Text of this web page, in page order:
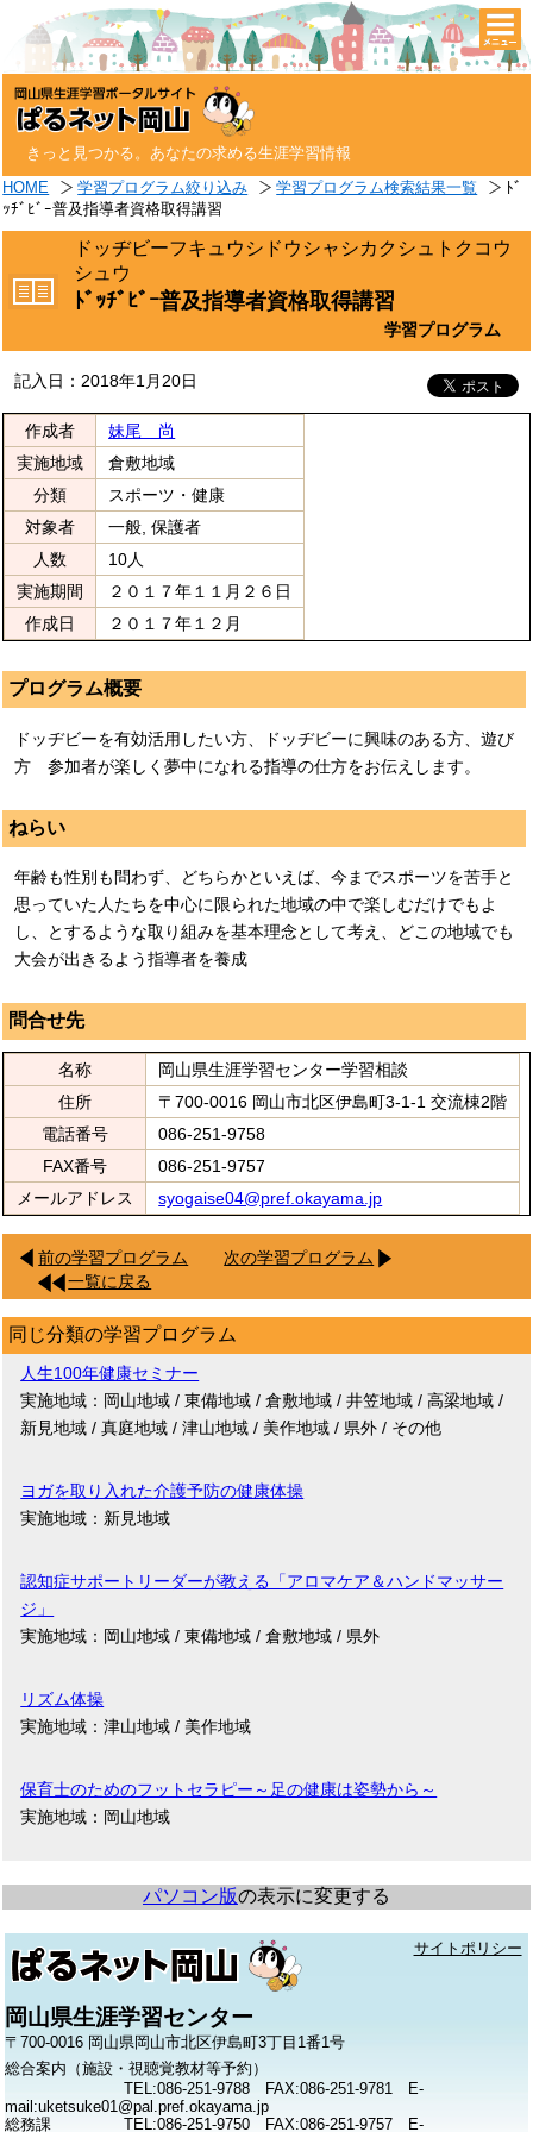
きっと見つかる。あなたの求める生涯学習情報
HOME 学習プログラム絞り込み 学習プログラム検索結果一覧
ﾄﾞ
ｯﾁﾞﾋﾞｰ普及指導者資格取得講習
ドッヂビーフキュウシドウシャシカクシュトクコウ
シュウ
ﾄﾞｯﾁﾞﾋﾞｰ普及指導者資格取得講習
学習プログラム
記入日：2018年1月20日
作成者
妹尾 尚
実施地域
倉敷地域
分類
スポーツ・健康
対象者
一般, 保護者
人数
10人
実施期間
２０１７年１１月２６日
作成日
２０１７年１２月
プログラム概要
ドッヂビーを有効活用したい方、ドッヂビーに興味のある方、遊び
方 参加者が楽しく夢中になれる指導の仕方をお伝えします。
ねらい
年齢も性別も問わず、どちらかといえば、今までスポーツを苦手と
思っていた人たちを中心に限られた地域の中で楽しむだけでもよ
し、とするような取り組みを基本理念として考え、どこの地域でも
大会が出きるよう指導者を養成
問合せ先
名称
岡山県生涯学習センター学習相談
住所
〒700-0016 岡山市北区伊島町3-1-1 交流棟2階
電話番号
086-251-9758
FAX番号
086-251-9757
メールアドレス
syogaise04@pref.okayama.jp
前の学習プログラム
次の学習プログラム
一覧に戻る
同じ分類の学習プログラム
人生100年健康セミナー
実施地域：岡山地域 / 東備地域 / 倉敷地域 / 井笠地域 / 高梁地域 /
新見地域 / 真庭地域 / 津山地域 / 美作地域 / 県外 / その他
ヨガを取り入れた介護予防の健康体操
実施地域：新見地域
認知症サポートリーダーが教える「アロマケア＆ハンドマッサー
ジ」
実施地域：岡山地域 / 東備地域 / 倉敷地域 / 県外
リズム体操
実施地域：津山地域 / 美作地域
保育士のためのフットセラピー～足の健康は姿勢から～
実施地域：岡山地域
パソコン版の表示に変更する
サイトポリシー
岡山県生涯学習センター
〒700-0016 岡山県岡山市北区伊島町3丁目1番1号
総合案内（施設・視聴覚教材等予約）
TEL:086-251-9788 FAX:086-251-9781 E-
mail:uketsuke01@pal.pref.okayama.jp
総務課
TEL:086-251-9750 FAX:086-251-9757 E-